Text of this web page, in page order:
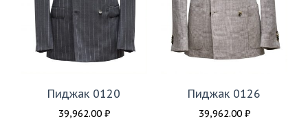
Пиджак 0120
39,962.00 ₽
Пиджак 0126
39,962.00 ₽